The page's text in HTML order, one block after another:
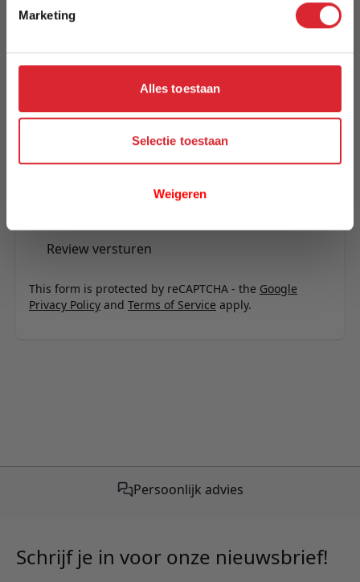
Marketing
Alles toestaan
Selectie toestaan
Weigeren
Uw naam
Review
Review versturen
This form is protected by reCAPTCHA - the Google
Privacy Policy and Terms of Service apply.
Persoonlijk advies
Schrijf je in voor onze nieuwsbrief!